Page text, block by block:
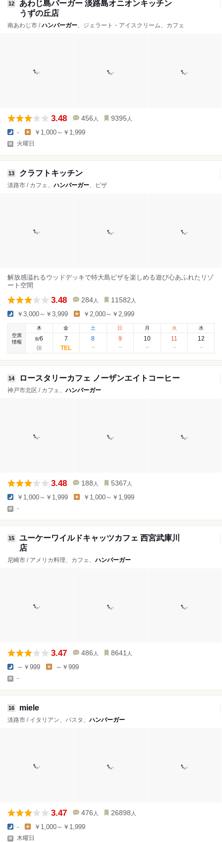
12
あわじ島バーガー 淡路島オニオンキッチン
うずの丘店
南あわじ市 /ハンバーガー、ジェラート・アイスクリーム、カフェ
3.48 456 人 9395 人
- ￥1,000～￥1,999
火曜日
13 クラフトキッチン
淡路市 / カフェ、ハンバーガー、ピザ
解放感溢れるウッドデッキで特大島ピザを楽しめる遊び心あふれたリゾ
ート空間
3.48 284 人 11582 人
￥3,000～￥3,999 ￥2,000～￥2,999
空席
情報
木
8/6
金
7
土
8
日
9
月
10
火
11
水
12
14 ロースタリーカフェ ノーザンエイトコーヒー
神戸市北区 / カフェ、ハンバーガー
3.48 188 人 5367 人
￥1,000～￥1,999 ￥1,000～￥1,999
-
15
ユーケーワイルドキャッツカフェ 西宮武庫川
店
尼崎市 / アメリカ料理、カフェ、ハンバーガー
3.47 486 人 8641 人
～￥999 ～￥999
-
16 miele
淡路市 / イタリアン、パスタ、ハンバーガー
3.47 476 人 26898 人
- ￥1,000～￥1,999
木曜日